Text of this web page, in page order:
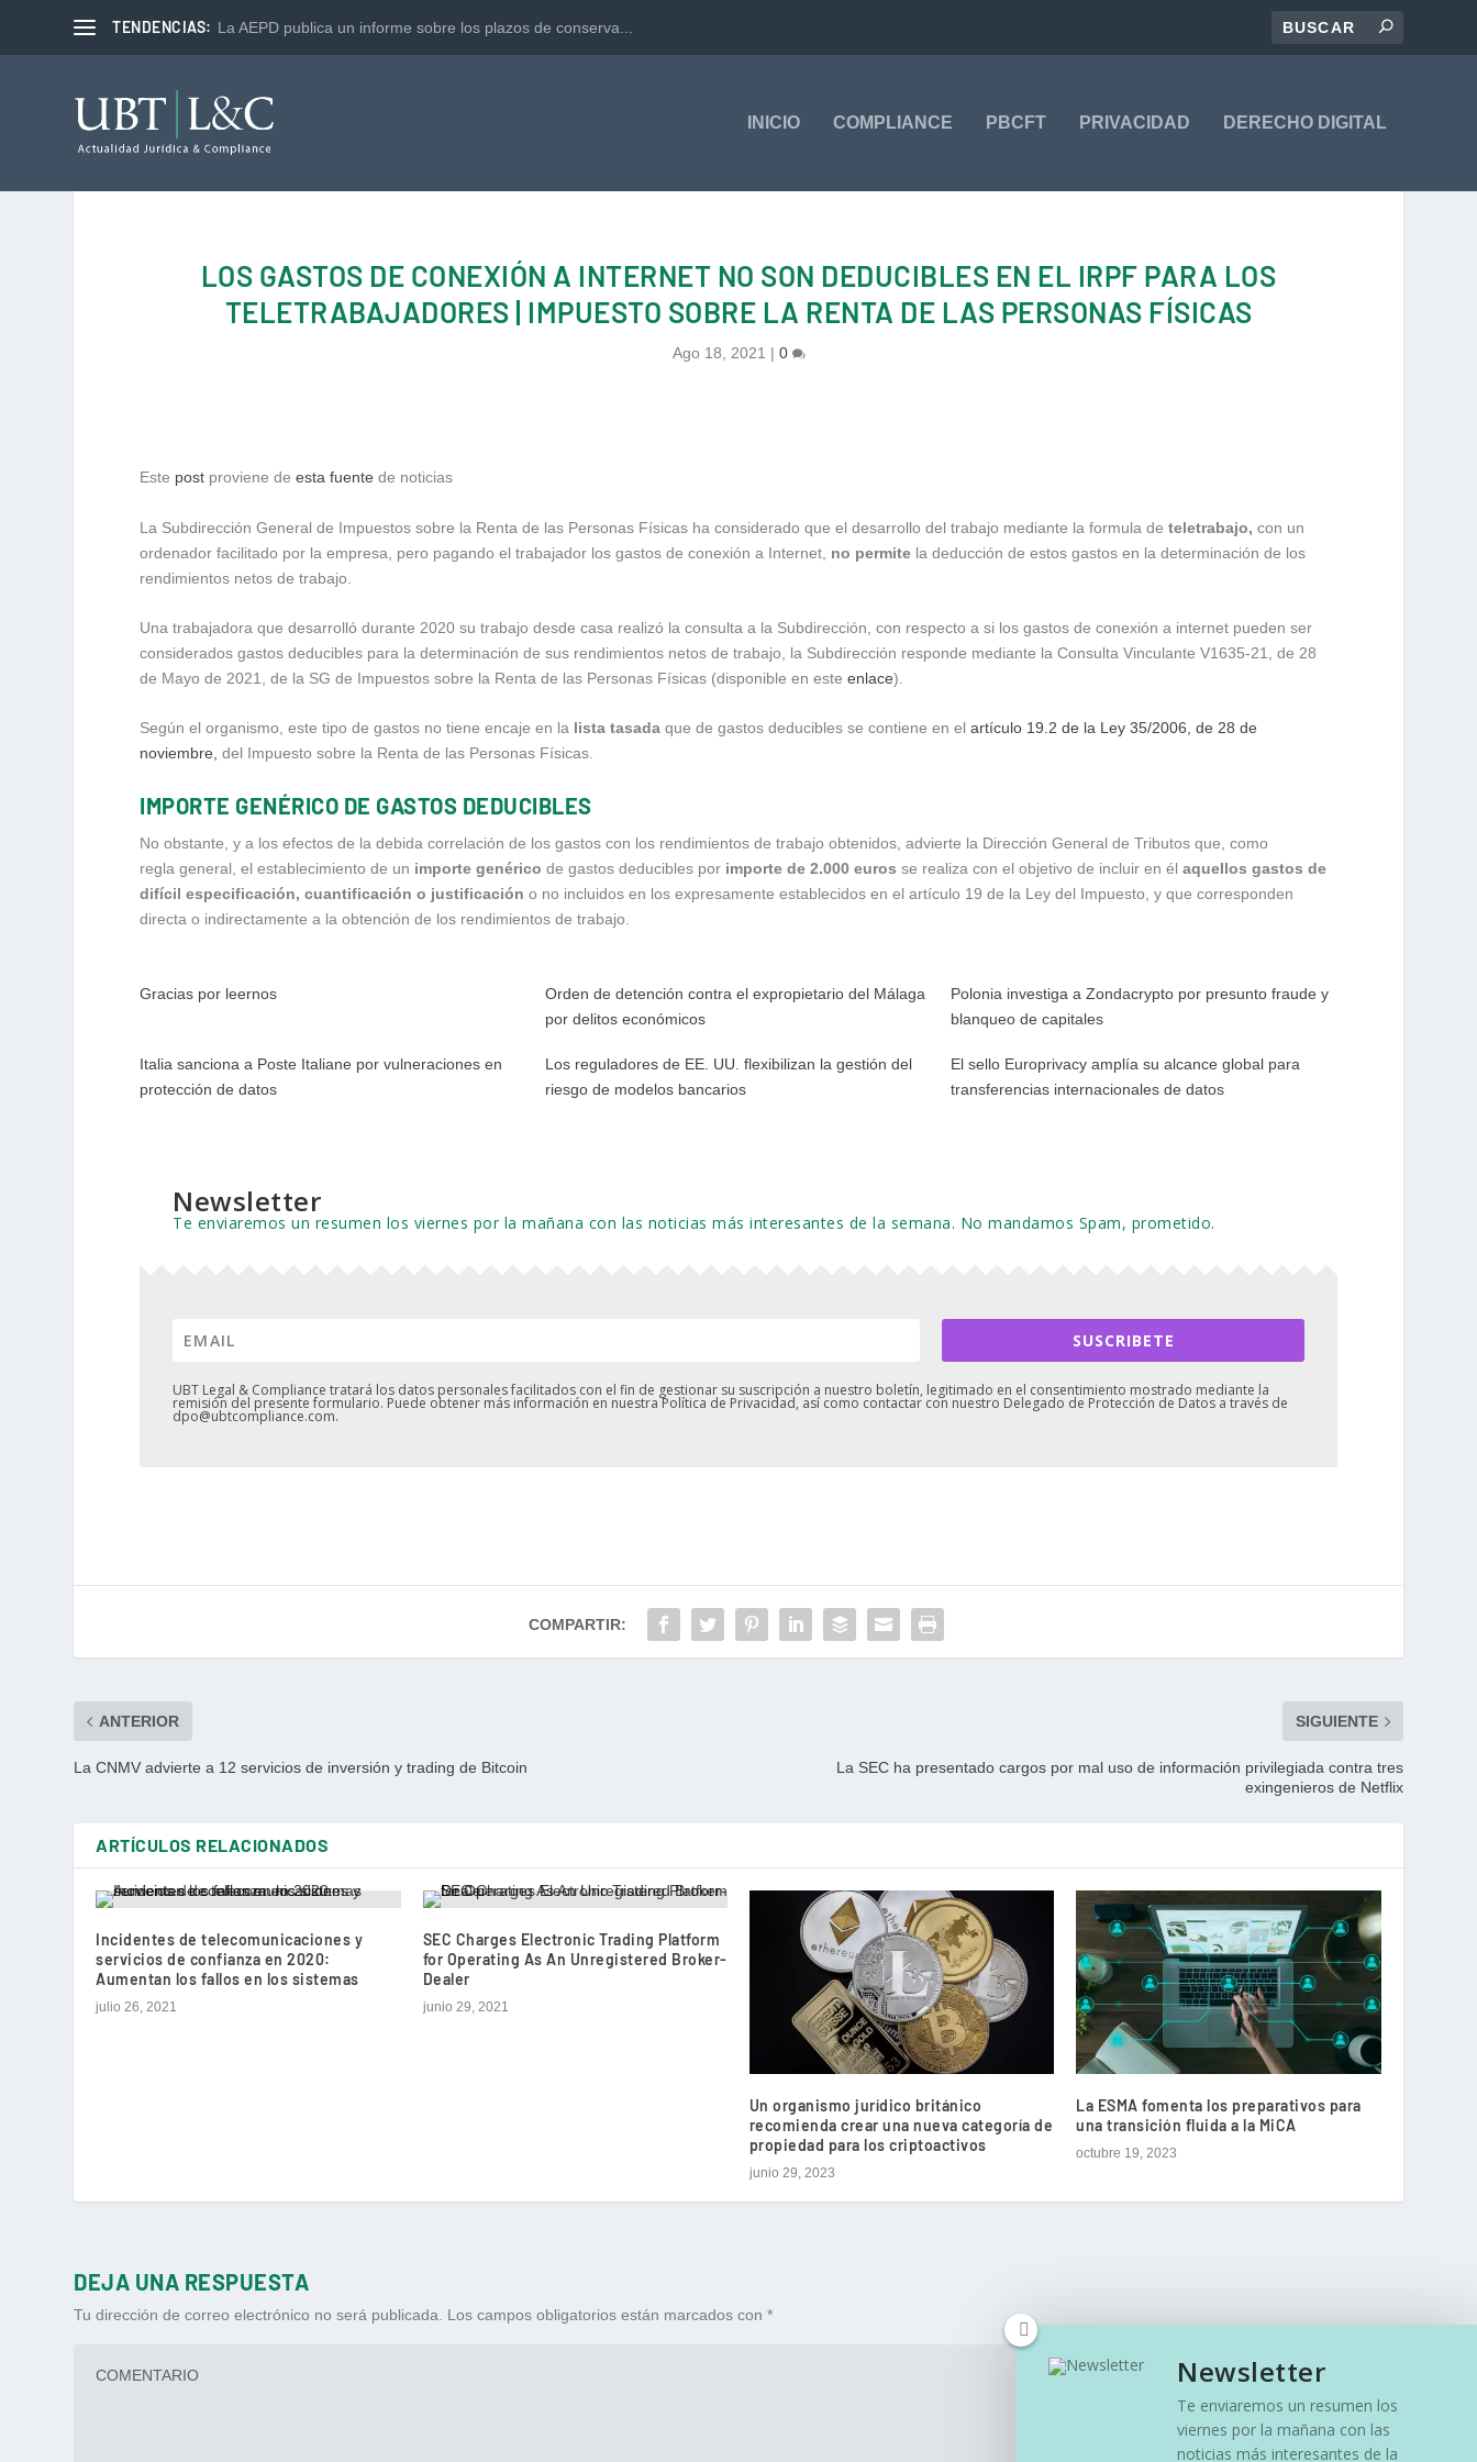
TENDENCIAS: La AEPD publica un informe sobre los plazos de conserva...
INICIO COMPLIANCE PBCFT PRIVACIDAD DERECHO DIGITAL
LOS GASTOS DE CONEXIÓN A INTERNET NO SON DEDUCIBLES EN EL IRPF PARA LOS
TELETRABAJADORES | IMPUESTO SOBRE LA RENTA DE LAS PERSONAS FÍSICAS
Ago 18, 2021 | 0
Este post proviene deesta fuente de noticias
La Subdirección General de Impuestos sobre la Renta de las Personas Físicas ha considerado que el desarrollo del trabajo mediante la formula deteletrabajo, con un
ordenador facilitado por la empresa, pero pagando el trabajador los gastos de conexión a Internet, no permite la deducción de estos gastos en la determinación de los
rendimientos netos de trabajo.
Una trabajadora que desarrolló durante 2020 su trabajo desde casa realizó la consulta a la Subdirección, con respecto a si los gastos de conexión a internet pueden ser
considerados gastos deducibles para la determinación de sus rendimientos netos de trabajo, la Subdirección responde mediante la Consulta Vinculante V1635-21, de 28
de Mayo de 2021, de la SG de Impuestos sobre la Renta de las Personas Físicas (disponible en esteenlace).
Según el organismo, este tipo de gastos no tiene encaje en la lista tasadaque de gastos deducibles se contiene en elartículo 19.2 de la Ley 35/2006, de 28 de
noviembre,del Impuesto sobre la Renta de las Personas Físicas.
IMPORTE GENÉRICO DE GASTOS DEDUCIBLES
No obstante, y a los efectos de la debida correlación de los gastos con los rendimientos de trabajo obtenidos, advierte la Dirección General de Tributos que, como
regla general, el establecimiento de un importe genéricode gastos deducibles por importe de 2.000 euros se realiza con el objetivo de incluir en élaquellos gastos de
difícil especificación, cuantificación o justificación o no incluidos en los expresamente establecidos en el artículo 19 de la Ley del Impuesto, y que corresponden
directa o indirectamente a la obtención de los rendimientos de trabajo.
Gracias por leernos
Orden de detención contra el expropietario del Málaga
por delitos económicos
Polonia investiga a Zondacrypto por presunto fraude y
blanqueo de capitales
Italia sanciona a Poste Italiane por vulneraciones en
protección de datos
Los reguladores de EE. UU. flexibilizan la gestión del
riesgo de modelos bancarios
El sello Europrivacy amplía su alcance global para
transferencias internacionales de datos
Newsletter
Te enviaremos un resumen los viernes por la mañana con las noticias más interesantes de la semana. No mandamos Spam, prometido.
SUSCRIBETE
UBT Legal & Compliance tratará los datos personales facilitados con el fin de gestionar su suscripción a nuestro boletín, legitimado en el consentimiento mostrado mediante la
remisión del presente formulario. Puede obtener más información en nuestra Política de Privacidad, así como contactar con nuestro Delegado de Protección de Datos a través de
dpo@ubtcompliance.com.
COMPARTIR:
ANTERIOR
La CNMV advierte a 12 servicios de inversión y trading de Bitcoin
SIGUIENTE
La SEC ha presentado cargos por mal uso de información privilegiada contra tres
exingenieros de Netflix
ARTÍCULOS RELACIONADOS
Incidentes de telecomunicaciones y
servicios de confianza en 2020:
Aumentan los fallos en los sistemas
julio 26, 2021
SEC Charges Electronic Trading Platform
for Operating As An Unregistered Broker-
Dealer
junio 29, 2021
Un organismo jurídico británico
recomienda crear una nueva categoría de
propiedad para los criptoactivos
junio 29, 2023
La ESMA fomenta los preparativos para
una transición fluida a la MiCA
octubre 19, 2023
DEJA UNA RESPUESTA
Tu dirección de correo electrónico no será publicada. Los campos obligatorios están marcados con*
Newsletter
Te enviaremos un resumen los
viernes por la mañana con las
noticias más interesantes de la